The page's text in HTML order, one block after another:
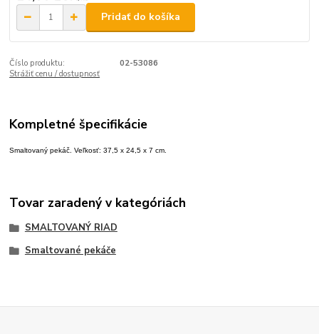
Pridať do košíka
Číslo produktu:
02-53086
Strážiť cenu / dostupnosť
Kompletné špecifikácie
Smaltovaný pekáč. Veľkosť:37,5 x 24,5 x 7 cm.
Tovar zaradený v kategóriách
SMALTOVANÝ RIAD
Smaltované pekáče